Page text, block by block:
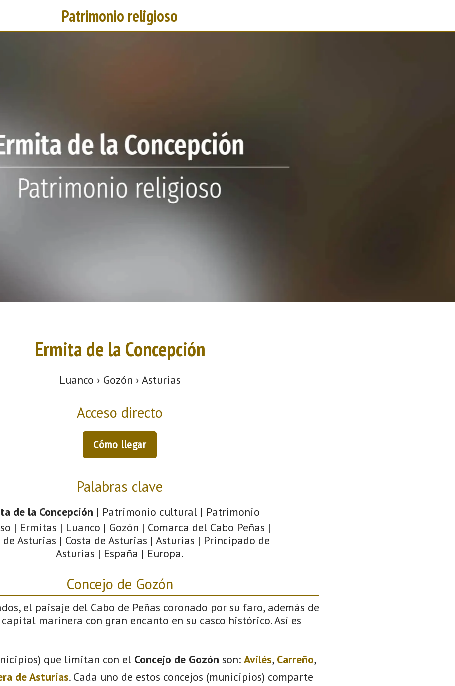
Patrimonio religioso
Ermita de la Concepción
Luanco › Gozón › Asturias
Acceso directo
Cómo llegar
Palabras clave
de la Concepción | Patrimonio cultural | Patrimonio
| Ermitas | Luanco | Gozón | Comarca del Cabo Peñas |
de Asturias | Costa de Asturias | Asturias | Principado de
Asturias | España | Europa.
Concejo de Gozón
el paisaje del Cabo de Peñas coronado por su faro, además de
marinera con gran encanto en su casco histórico. Así es
que limitan con el Concejo de Gozón son: Avilés, Carreño,
de Asturias. Cada uno de estos concejos (municipios) comparte